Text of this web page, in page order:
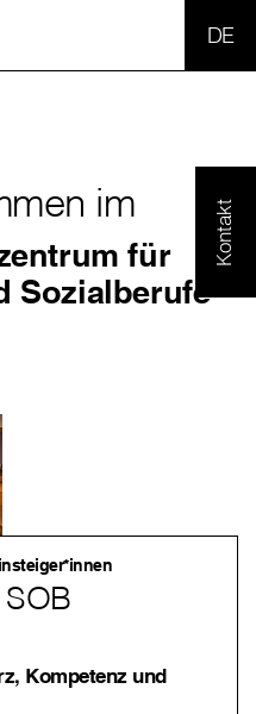
Kontakt
im
für
Sozialberufe
Kompetenz und